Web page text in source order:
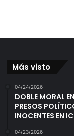
Más visto
04/24/2026
DOBLE MORAL
PRESOS
INOCENTES EN
04/23/2026